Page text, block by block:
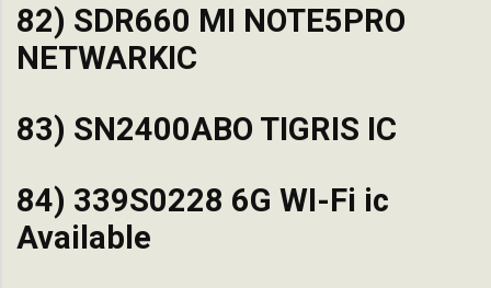
82) SDR660 MI NOTE5PRO
NETWARKIC
83) SN2400ABO TIGRIS IC
84) 339S0228 6G WI-Fi ic
Available